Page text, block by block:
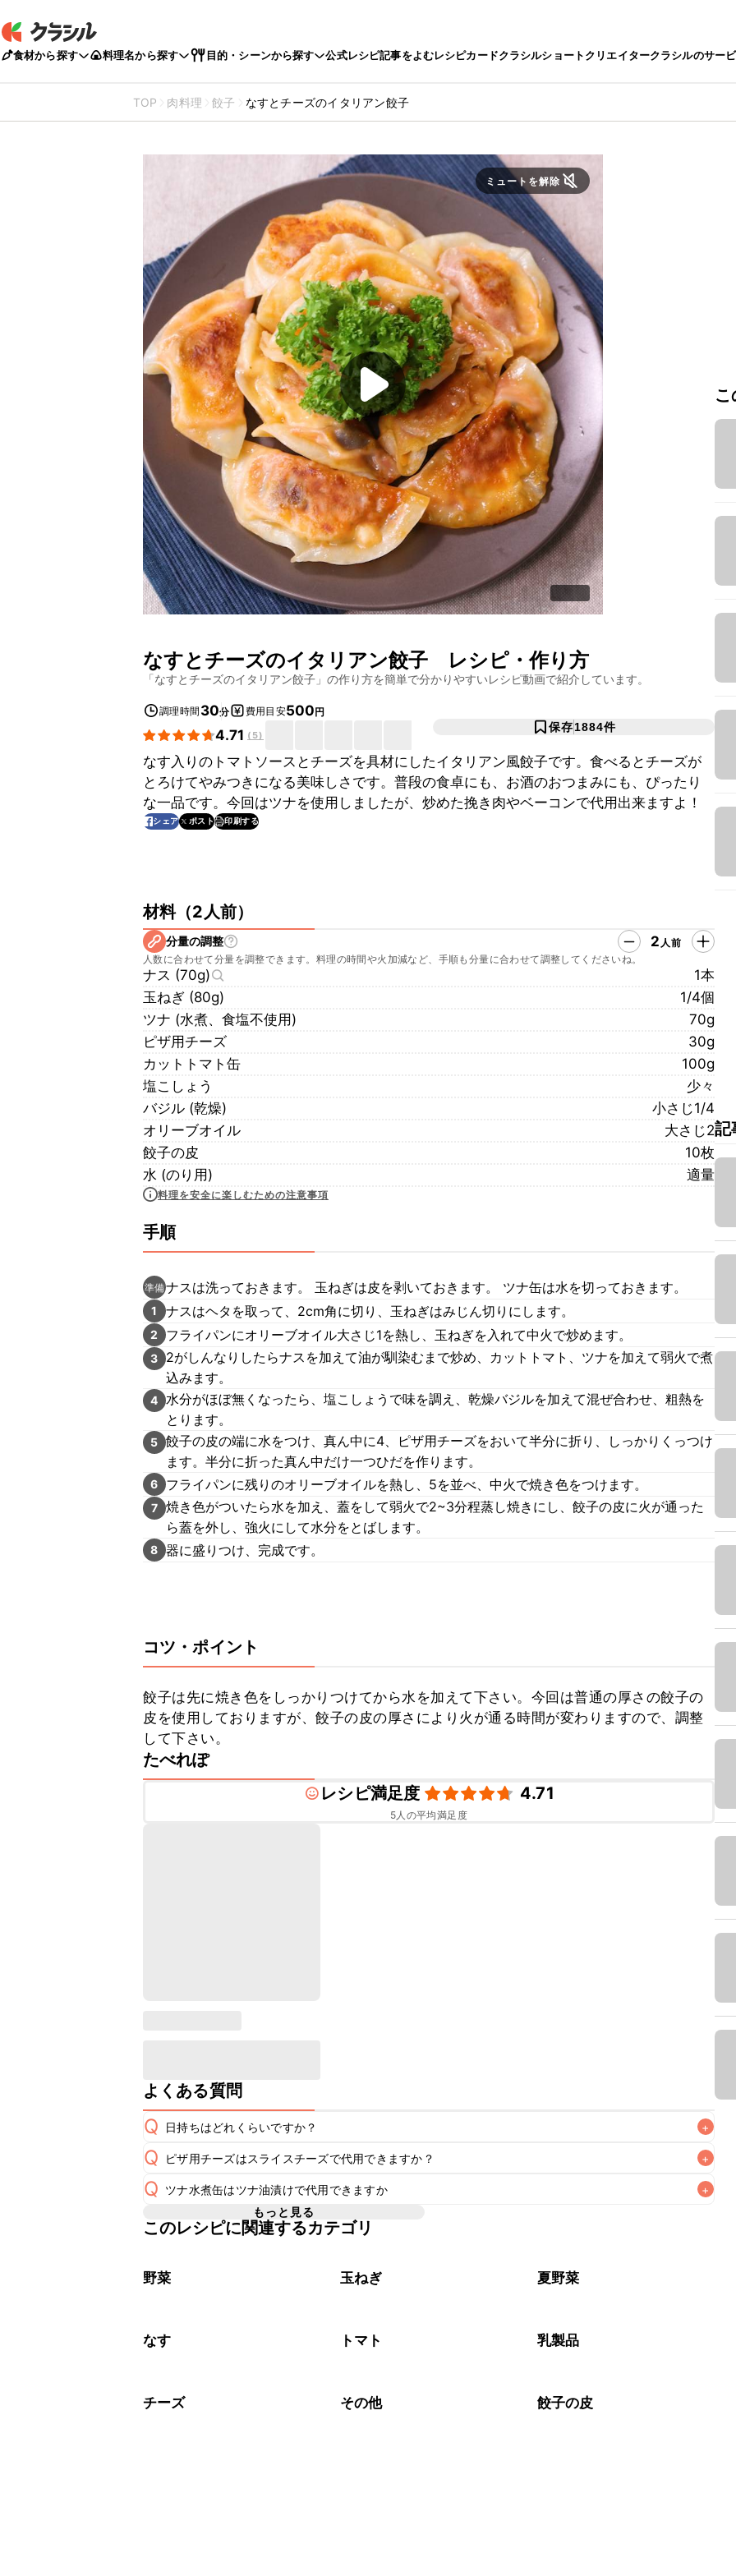
食材から探す 料理名から探す 目的・シーンから探す 公式レシピ記事をよむレシピカードクラシルショートクリエイタークラシルのサー
TOP 肉料理 餃子 なすとチーズのイタリアン餃子
ミュートを解除
なすとチーズのイタリアン餃子 レシピ・作り方
「なすとチーズのイタリアン餃子 」の作り方を簡単で分かりやすいレシピ動画で紹介しています。
調理時間 30分 費用目安500円
4.71 ( 5)
保存1884件
なす入りのトマトソースとチーズを具材にしたイタリアン風餃子です。食べるとチーズが
とろけてやみつきになる美味しさです。普段の食卓にも、お酒のおつまみにも、ぴったり
な一品です。今回はツナを使用しましたが、炒めた挽き肉やベーコンで代用出来ますよ！
シェア ポスト 印刷する
材料（2人前）
分量の調整 2 人前
人数に合わせて分量を調整できます。料理の時間や火加減など、手順も分量に合わせて調整してくださいね。
ナス (70g)
1本
玉ねぎ (80g)
1/4個
ツナ (水煮、食塩不使用)
70g
ピザ用チーズ
30g
カットトマト缶
100g
塩こしょう
少々
バジル (乾燥)
小さじ1/4
オリーブオイル
大さじ2
餃子の皮
10枚
水 (のり用)
適量
料理を安全に楽しむための注意事項
手順
準備ナスは洗っておきます。 玉ねぎは皮を剥いておきます。 ツナ缶は水を切っておきます。
1 ナスはヘタを取って、2cm角に切り、玉ねぎはみじん切りにします。
2 フライパンにオリーブオイル大さじ1を熱し、玉ねぎを入れて中火で炒めます。
3
2がしんなりしたらナスを加えて油が馴染むまで炒め、カットトマト、ツナを加えて弱火で煮
込みます。
4 水分がほぼ無くなったら、塩こしょうで味を調え、乾燥バジルを加えて混ぜ合わせ、粗熱を
とります。
5 餃子の皮の端に水をつけ、真ん中に4、ピザ用チーズをおいて半分に折り、しっかりくっつけ
ます。半分に折った真ん中だけ一つひだを作ります。
6 フライパンに残りのオリーブオイルを熱し、5を並べ、中火で焼き色をつけます。
7 焼き色がついたら水を加え、蓋をして弱火で2~3分程蒸し焼きにし、餃子の皮に火が通った
ら蓋を外し、強火にして水分をとばします。
8 器に盛りつけ、完成です。
コツ・ポイント
餃子は先に焼き色をしっかりつけてから水を加えて下さい。今回は普通の厚さの餃子の
皮を使用しておりますが、餃子の皮の厚さにより火が通る時間が変わりますので、調整
して下さい。
たべれぽ
レシピ満足度
4.71
5人の平均満足度
よくある質問
Q 日持ちはどれくらいですか？ +
A
保存期間は冷蔵で翌日中が目安です。なるべくお早めにお召し上がりください。
※日持ちは目安です。こちら
Q ピザ用チーズはスライスチーズで代用できますか？ +
A
Q ツナ水煮缶はツナ油漬けで代用できますか +
A ツナ油漬けで代用できます。
もっと見る
このレシピに関連するカテゴリ
野菜 玉ねぎ 夏野菜
なす トマト 乳製品
チーズ その他 餃子の皮
記